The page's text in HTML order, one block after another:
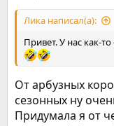
Ликa написал(а):
Привет. У нас как-
От арбузных
сезонных ну
Придумала я от